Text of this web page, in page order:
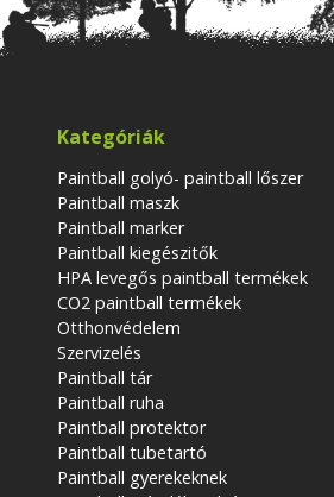
Kategóriák
Paintball golyó- paintball lőszer
Paintball maszk
Paintball marker
Paintball kiegészitők
HPA levegős paintball termékek
CO2 paintball termékek
Otthonvédelem
Szervizelés
Paintball tár
Paintball ruha
Paintball protektor
Paintball tubetartó
Paintball gyerekeknek